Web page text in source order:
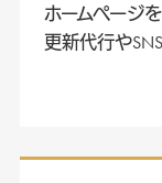
ホームページ
更新代行や